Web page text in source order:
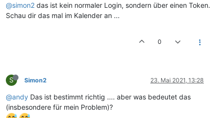
@simon2 das ist kein normaler Login, sondern über einen Token.
Schau dir das mal im Kalender an ...
0
S Simon2 23. Mai 2021, 13:28
@andy Das ist bestimmt richtig .... aber was bedeutet das
(insbesondere für mein Problem)?